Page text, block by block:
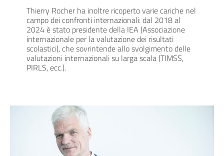
Thierry Rocher ha inoltre ricoperto varie cariche nel
campo dei confronti internazionali: dal 2018 al
2024 è stato presidente della IEA (Associazione
internazionale per la valutazione dei risultati
scolastici), che sovrintende allo svolgimento delle
valutazioni internazionali su larga scala (TIMSS,
PIRLS, ecc.).